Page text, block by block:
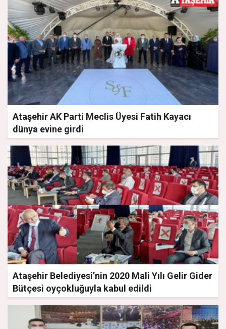
Ataşehir AK Parti Meclis Üyesi Fatih Kayacı
dünya evine girdi
Ataşehir Belediyesi’nin 2020 Mali Yılı Gelir Gider
Bütçesi oyçokluğuyla kabul edildi